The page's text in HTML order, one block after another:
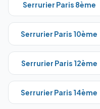
Serrurier Paris 8ème
Serrurier Paris 10ème
Serrurier Paris 12ème
Serrurier Paris 14ème